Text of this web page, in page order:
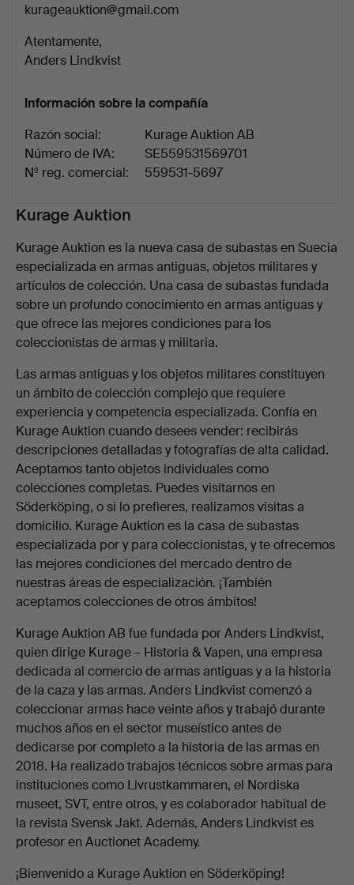
kurageauktion@gmail.com
Atentamente,
Anders Lindkvist
Información sobre la compañía
Razón social:
Kurage Auktion AB
Número de IVA:
SE559531569701
Nº reg. comercial:
559531-5697
Descripción
Kurage Auktion
Kurage Auktion es la nueva casa de subastas en Suecia
especializada en armas antiguas, objetos militares y
artículos de colección. Una casa de subastas fundada
sobre un profundo conocimiento en armas antiguas y
que ofrece las mejores condiciones para los
coleccionistas de armas y militaria.
Las armas antiguas y los objetos militares constituyen
un ámbito de colección complejo que requiere
experiencia y competencia especializada. Confía en
Kurage Auktion cuando desees vender: recibirás
descripciones detalladas y fotografías de alta calidad.
Aceptamos tanto objetos individuales como
colecciones completas. Puedes visitarnos en
Söderköping, o si lo prefieres, realizamos visitas a
domicilio. Kurage Auktion es la casa de subastas
especializada por y para coleccionistas, y te ofrecemos
las mejores condiciones del mercado dentro de
nuestras áreas de especialización. ¡También
aceptamos colecciones de otros ámbitos!
Kurage Auktion AB fue fundada por Anders Lindkvist,
quien dirige Kurage – Historia & Vapen, una empresa
dedicada al comercio de armas antiguas y a la historia
de la caza y las armas. Anders Lindkvist comenzó a
coleccionar armas hace veinte años y trabajó durante
muchos años en el sector museístico antes de
dedicarse por completo a la historia de las armas en
2018. Ha realizado trabajos técnicos sobre armas para
instituciones como Livrustkammaren, el Nordiska
museet, SVT, entre otros, y es colaborador habitual de
la revista Svensk Jakt. Además, Anders Lindkvist es
profesor en Auctionet Academy.
¡Bienvenido a Kurage Auktion en Söderköping!